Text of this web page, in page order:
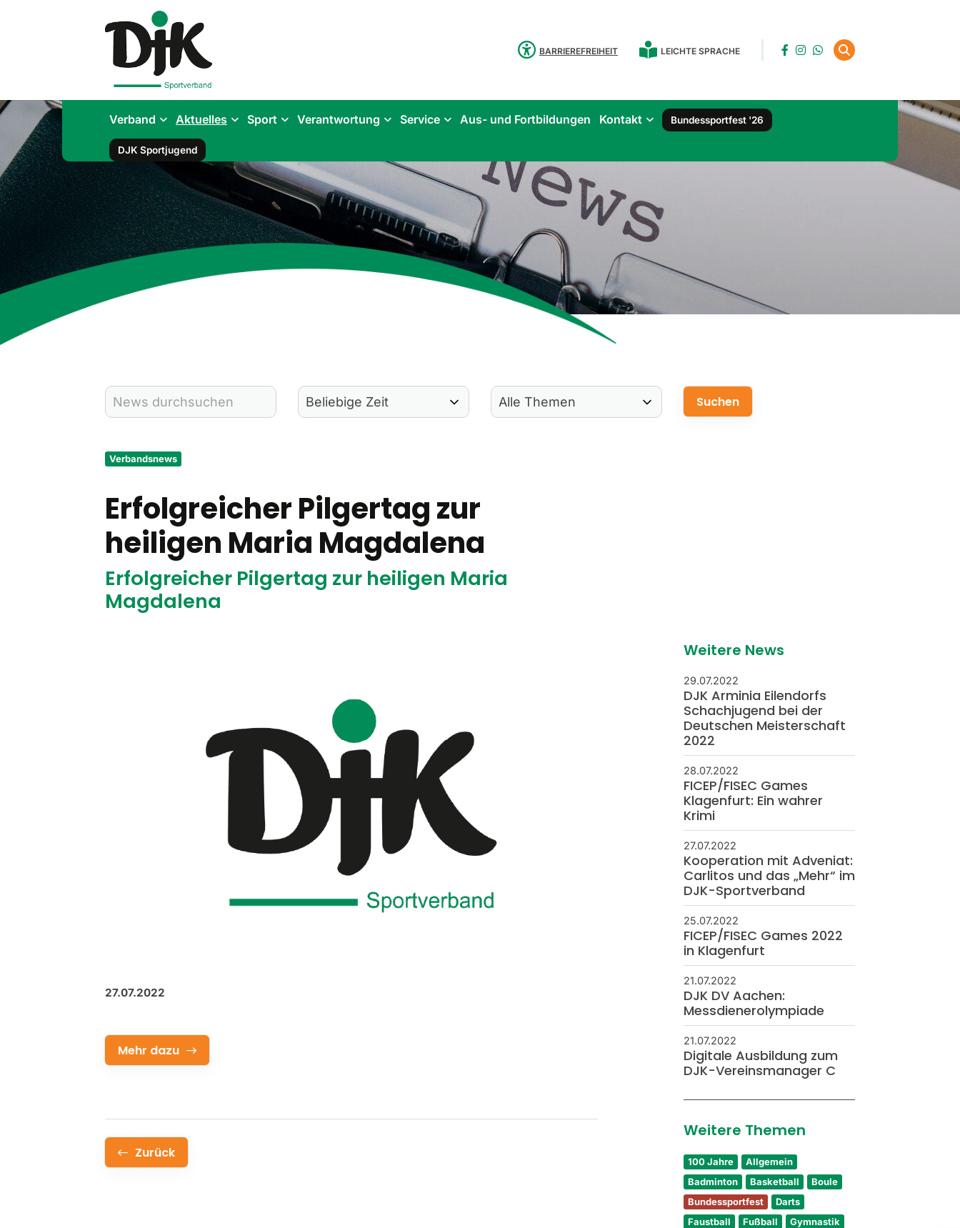
BARRIEREFREIHEIT LEICHTE SPRACHE
Verband Aktuelles Sport Verantwortung Service Aus- und Fortbildungen Kontakt Bundessportfest '26
DJK Sportjugend
Verbandsnews
Erfolgreicher Pilgertag zur
heiligen Maria Magdalena
Erfolgreicher Pilgertag zur heiligen Maria
Magdalena
27.07.2022
Mehr dazu
Zurück
Weitere News
29.07.2022
DJK Arminia Eilendorfs
Schachjugend bei der
Deutschen Meisterschaft
2022
28.07.2022
FICEP/FISEC Games
Klagenfurt: Ein wahrer
Krimi
27.07.2022
Kooperation mit Adveniat:
Carlitos und das „Mehr“ im
DJK-Sportverband
25.07.2022
FICEP/FISEC Games 2022
in Klagenfurt
21.07.2022
DJK DV Aachen:
Messdienerolympiade
21.07.2022
Digitale Ausbildung zum
DJK-Vereinsmanager C
Weitere Themen
100 Jahre
Allgemein
Badminton
Basketball
Boule
Bundessportfest
Darts
Faustball
Fußball
Gymnastik